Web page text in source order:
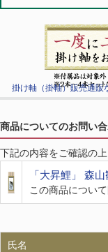
掛け軸（掛軸）販売通販
商品についてのお問い
下記の内容をご確認の
「大昇鯉」 森
この商品につい
氏名